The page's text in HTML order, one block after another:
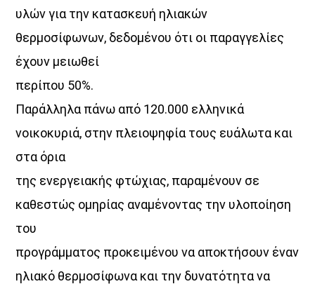
υλών για την κατασκευή ηλιακών
θερμοσίφωνων, δεδομένου ότι οι παραγγελίες
έχουν μειωθεί
περίπου 50%.
Παράλληλα πάνω από 120.000 ελληνικά
νοικοκυριά, στην πλειοψηφία τους ευάλωτα και
στα όρια
της ενεργειακής φτώχιας, παραμένουν σε
καθεστώς ομηρίας αναμένοντας την υλοποίηση
του
προγράμματος προκειμένου να αποκτήσουν έναν
ηλιακό θερμοσίφωνα και την δυνατότητα να